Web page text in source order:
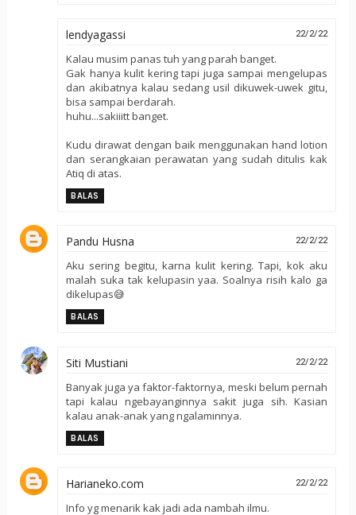
lendyagassi 22/2/22
Kalau musim panas tuh yang parah banget.
Gak hanya kulit kering tapi juga sampai mengelupas
dan akibatnya kalau sedang usil dikuwek-uwek gitu,
bisa sampai berdarah.
huhu...sakiiitt banget.
Kudu dirawat dengan baik menggunakan hand lotion
dan serangkaian perawatan yang sudah ditulis kak
Atiq di atas.
BALAS
Pandu Husna 22/2/22
Aku sering begitu, karna kulit kering. Tapi, kok aku
malah suka tak kelupasin yaa. Soalnya risih kalo ga
dikelupas😅
BALAS
Siti Mustiani 22/2/22
Banyak juga ya faktor-faktornya, meski belum pernah
tapi kalau ngebayanginnya sakit juga sih. Kasian
kalau anak-anak yang ngalaminnya.
BALAS
Harianeko.com 22/2/22
Info yg menarik kak jadi ada nambah ilmu.